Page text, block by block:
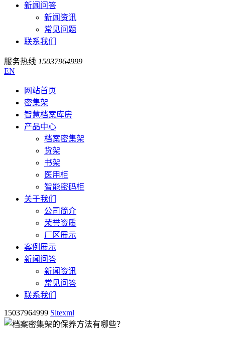
新闻问答
新闻资讯
常见问题
联系我们
服务热线 15037964999
EN
网站首页
密集架
智慧档案库房
产品中心
档案密集架
货架
书架
医用柜
智能密码柜
关于我们
公司简介
荣誉资质
厂区展示
案例展示
新闻问答
新闻资讯
常见问答
联系我们
15037964999 Sitexml